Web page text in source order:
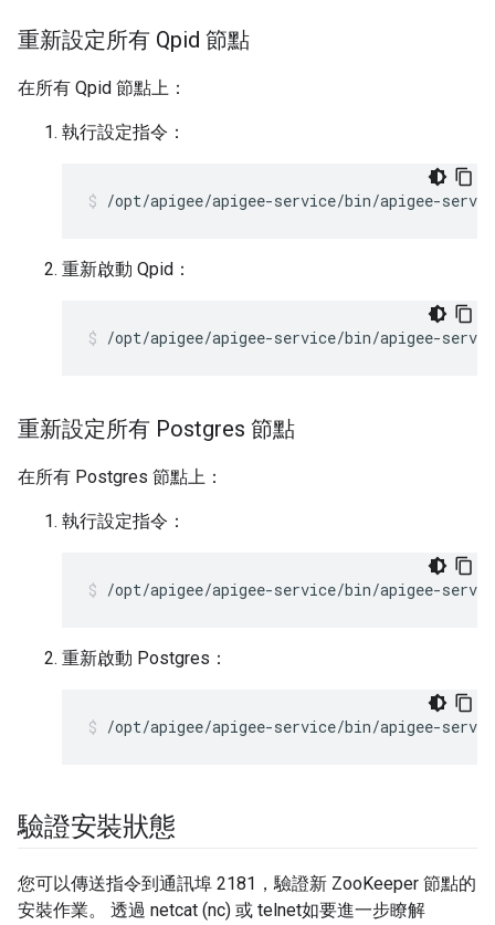
重新設定所有 Qpid 節點
在所有 Qpid 節點上：
執行設定指令：
/opt/apigee/apigee-service/bin/apigee-
重新啟動 Qpid：
/opt/apigee/apigee-service/bin/apigee-
重新設定所有 Postgres 節點
在所有 Postgres 節點上：
執行設定指令：
/opt/apigee/apigee-service/bin/apigee-
重新啟動 Postgres：
/opt/apigee/apigee-service/bin/apigee-
驗證安裝狀態
您可以傳送指令到通訊埠 2181，驗證新 ZooKeeper 節點的
安裝作業。 透過 netcat (nc) 或 telnet如要進一步瞭解